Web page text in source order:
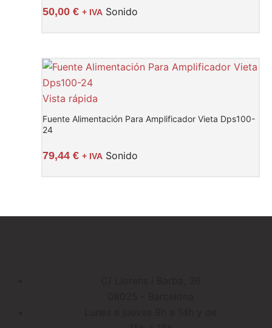
50,00 € + IVA Sonido
Vista rápida
Fuente Alimentación Para Amplificador Vieta Dps100-
24
79,44 € + IVA Sonido